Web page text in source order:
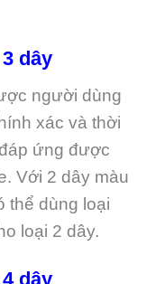
dây
người dùng
xác và thời
ứng được
Với 2 dây màu
thể dùng loại
loại 2 dây.
dây